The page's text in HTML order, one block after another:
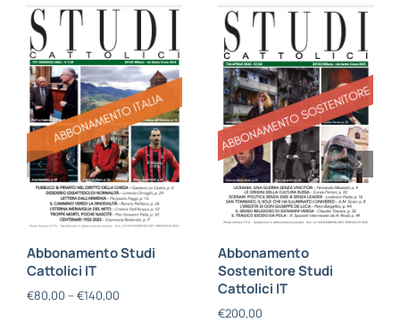
Abbonamento Studi
Cattolici IT
€80,00 – €140,00
Abbonamento
Sostenitore Studi
Cattolici IT
€200,00